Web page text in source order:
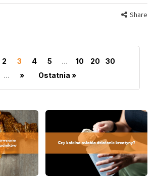
Share
2 3 4 5 ... 10 20
30
...
» Ostatnia »